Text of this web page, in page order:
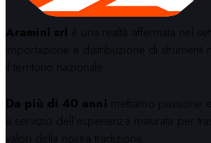
Aramini srl è una realtà affermata nel
importazione e distribuzione di strumenti
il territorio nazionale.
Da più di 40 anni mettiamo passione
a servizio dell’esperienza maturata per
valori della nostra tradizione.